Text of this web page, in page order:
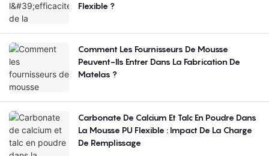
Flexible ?
Comment Les Fournisseurs De Mousse
Peuvent-Ils Entrer Dans La Fabrication De
Matelas ?
Carbonate De Calcium Et Talc En Poudre Dans
La Mousse PU Flexible : Impact De La Charge
De Remplissage